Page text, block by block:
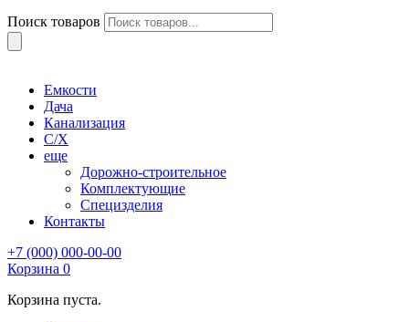
Поиск товаров
Емкости
Дача
Канализация
С/Х
еще
Дорожно-строительное
Комплектующие
Специзделия
Контакты
+7 (000) 000-00-00
Корзина 0
Корзина пуста.